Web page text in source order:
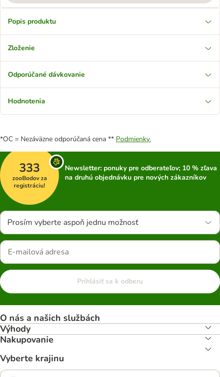
Popis produktu
Zloženie
Odporúčané dávkovanie
Hodnotenia
*OC = Nezáväzne odporúčaná cena ** Podmienky.
333
zooBodov za
registráciu!
Newsletter: ponuky pre odberateľov; 10 % zľava
na druhú objednávku pre nových zákazníkov
Prosím vyberte aspoň jednu možnosť
Prihlásiť sa k odberu
O nás a našich službách
Výhody
Nakupovanie
Vyberte krajinu